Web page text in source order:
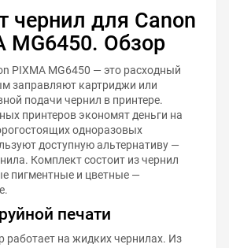
чернил для Canon
MG6450. Обзор
PIXMA MG6450 — это расходный
заправляют картриджи или
подачи чернил в принтере.
принтеров экономят деньги на
одноразовых
доступную альтернативу —
Комплект состоит из чернил
пигментные и цветные —
печати
работает на жидких чернилах. Из